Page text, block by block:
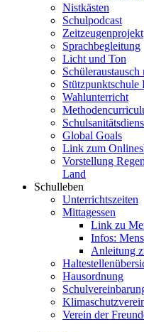
Nistkästen
Schulpodcast
Zeitzeugenprojekt
Sprachbegleitung
Licht und Ton
Stützpunktschule
Wahlunterricht
Global Goals
Link zum
Vorstellung
Land
Schulleben
Unterrichtszeiten
Mittagessen
Link zu
Infos:
Anleitung
Hausordnung
Verein der